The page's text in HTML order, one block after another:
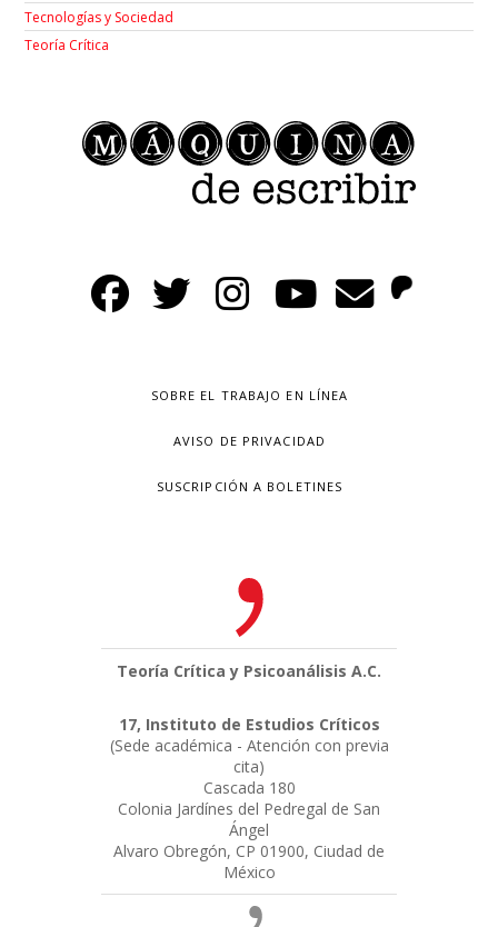
Tecnologías y Sociedad
Teoría Crítica
SOBRE EL TRABAJO EN LÍNEA
AVISO DE PRIVACIDAD
SUSCRIPCIÓN A BOLETINES
Teoría Crítica y Psicoanálisis A.C.
17, Instituto de Estudios Críticos
(Sede académica - Atención con previa
cita)
Cascada 180
Colonia Jardínes del Pedregal de San
Ángel
Alvaro Obregón, CP 01900, Ciudad de
México